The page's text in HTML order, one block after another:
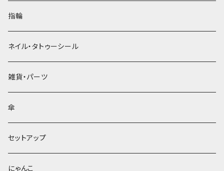
指輪
ネイル・タトゥーシール
雑貨・パーツ
傘
セットアップ
にゃんこ